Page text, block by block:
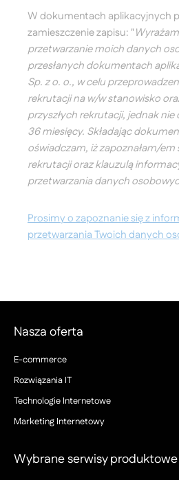
W dokumentach aplikacyjnych
zamieszczenie zapisu: "
przetwarzanie moich danych
przesłanych dokumentach
Sp. z o. o., w celu
rekrutacji na w/w stanowisko
przyszłych rekrutacji, jednak nie
36 miesięcy. Składając
oświadczam, iż zapoznałam/em
rekrutacji oraz klauzulą
przetwarzania danych
Prosimy o zapoznanie się z
przetwarzania Twoich danych
Nasza oferta
E-commerce
Rozwiązania IT
Technologie Internetowe
Marketing Internetowy
Wybrane serwisy produktowe